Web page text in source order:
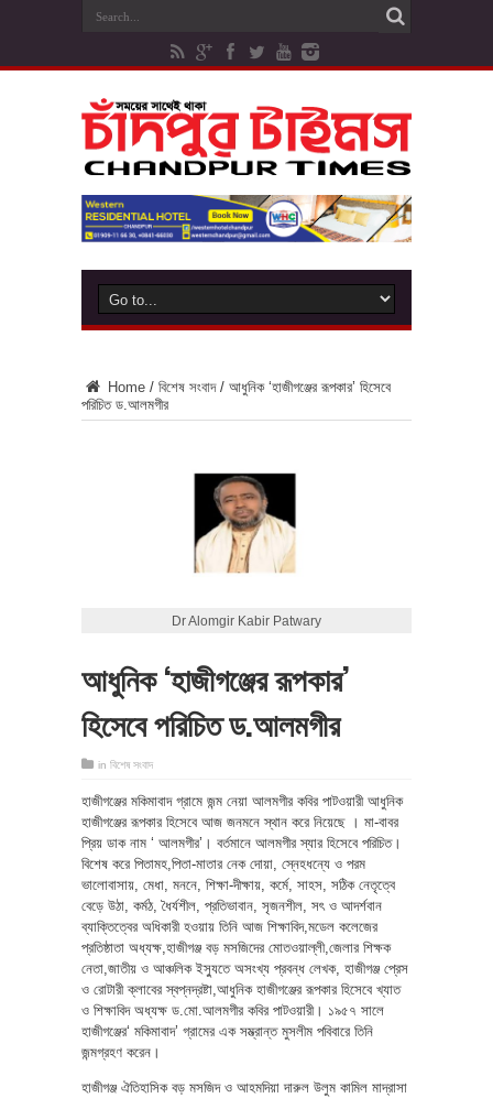
Home / বিশেষ সংবাদ / আধুনিক ‘হাজীগঞ্জের রূপকার’ হিসেবে
পরিচিত ড.আলমগীর
Dr Alomgir Kabir Patwary
আধুনিক ‘হাজীগঞ্জের রূপকার’
হিসেবে পরিচিত ড.আলমগীর
in বিশেষ সংবাদ
হাজীগঞ্জের মকিমাবাদ গ্রামে জন্ম নেয়া আলমগীর কবির পাটওয়ারী আধুনিক
হাজীগঞ্জের রূপকার হিসেবে আজ জনমনে স্থান করে নিয়েছে । মা-বাবর
প্রিয় ডাক নাম ‘ আলমগীর’। বর্তমানে আলমগীর স্যার হিসেবে পরিচিত।
বিশেষ করে পিতামহ,পিতা-মাতার নেক দোয়া, স্নেহধন্যে ও পরম
ভালোবাসায়, মেধা, মননে, শিক্ষা-দীক্ষায়, কর্মে, সাহস, সঠিক নেতৃত্বে
বেড়ে উঠা, কর্মঠ, ধৈর্যশীল, প্রতিভাবান, সৃজনশীল, সৎ ও আদর্শবান
ব্যাক্তিত্বের অধিকারী হওয়ায় তিনি আজ শিক্ষাবিদ,মডেল কলেজের
প্রতিষ্ঠাতা অধ্যক্ষ,হাজীগঞ্জ বড় মসজিদের মোতওয়াল্লী,জেলার শিক্ষক
নেতা,জাতীয় ও আঞ্চলিক ইস্যুতে অসংখ্য প্রবন্ধ লেখক, হাজীগঞ্জ প্রেস
ও রোটারী ক্লাবের স্বপ্নদ্রষ্টা,আধুনিক হাজীগঞ্জের রূপকার হিসেবে খ্যাত
ও শিক্ষাবিদ অধ্যক্ষ ড.মো.আলমগীর কবির পাটওয়ারী। ১৯৫৭ সালে
হাজীগঞ্জের‘ মকিমাবাদ’ গ্রামের এক সম্ভ্রান্ত মুসলীম পবিবারে তিনি
জন্মগ্রহণ করেন।
হাজীগঞ্জ ঐতিহাসিক বড় মসজিদ ও আহমদিয়া দারুল উলুম কামিল মাদ্রাসা